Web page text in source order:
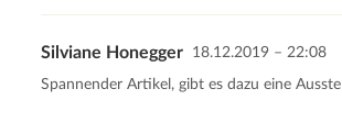
Silviane Honegger 18.12.2019 – 22:08
Spannender Artikel, gibt es dazu eine